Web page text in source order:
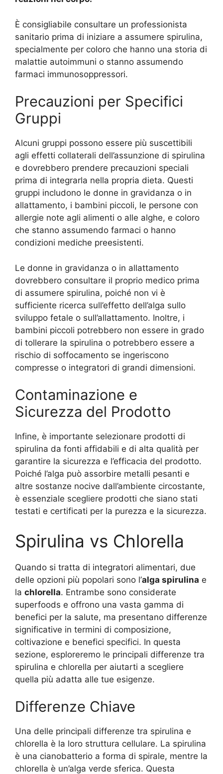
È consigliabile consultare un professionista
sanitario prima di iniziare a assumere spirulina,
specialmente per coloro che hanno una storia di
malattie autoimmuni o stanno assumendo
farmaci immunosoppressori.
Precauzioni per Specifici
Gruppi
Alcuni gruppi possono essere più suscettibili
agli effetti collaterali dell’assunzione di spirulina
e dovrebbero prendere precauzioni speciali
prima di integrarla nella propria dieta. Questi
gruppi includono le donne in gravidanza o in
allattamento, i bambini piccoli, le persone con
allergie note agli alimenti o alle alghe, e coloro
che stanno assumendo farmaci o hanno
condizioni mediche preesistenti.
Le donne in gravidanza o in allattamento
dovrebbero consultare il proprio medico prima
di assumere spirulina, poiché non vi è
sufficiente ricerca sull’effetto dell’alga sullo
sviluppo fetale o sull’allattamento. Inoltre, i
bambini piccoli potrebbero non essere in grado
di tollerare la spirulina o potrebbero essere a
rischio di soffocamento se ingeriscono
compresse o integratori di grandi dimensioni.
Contaminazione e
Sicurezza del Prodotto
Infine, è importante selezionare prodotti di
spirulina da fonti affidabili e di alta qualità per
garantire la sicurezza e l’efficacia del prodotto.
Poiché l’alga può assorbire metalli pesanti e
altre sostanze nocive dall’ambiente circostante,
è essenziale scegliere prodotti che siano stati
testati e certificati per la purezza e la sicurezza.
Spirulina vs Chlorella
Quando si tratta di integratori alimentari, due
delle opzioni più popolari sono l’alga spirulina e
la chlorella. Entrambe sono considerate
superfoods e offrono una vasta gamma di
benefici per la salute, ma presentano differenze
significative in termini di composizione,
coltivazione e benefici specifici. In questa
sezione, esploreremo le principali differenze tra
spirulina e chlorella per aiutarti a scegliere
quella più adatta alle tue esigenze.
Differenze Chiave
Una delle principali differenze tra spirulina e
chlorella è la loro struttura cellulare. La spirulina
è una cianobatterio a forma di spirale, mentre la
chlorella è un’alga verde sferica. Questa